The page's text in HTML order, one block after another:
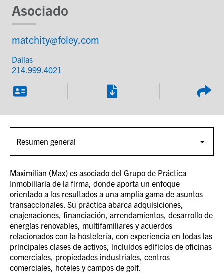
Asociado
matchity@foley.com
Dallas
214.999.4021
Maximilian (Max) es asociado del Grupo de Práctica
Inmobiliaria de la firma, donde aporta un enfoque
orientado a los resultados a una amplia gama de asuntos
transaccionales. Su práctica abarca adquisiciones,
enajenaciones, financiación, arrendamientos, desarrollo de
energías renovables, multifamiliares y acuerdos
relacionados con la hostelería, con experiencia en todas las
principales clases de activos, incluidos edificios de oficinas
comerciales, propiedades industriales, centros
comerciales, hoteles y campos de golf.